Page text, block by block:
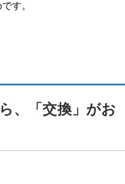
す。
、「交換」がお